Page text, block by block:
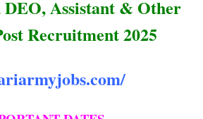
Assistant & Other
Recruitment 2025